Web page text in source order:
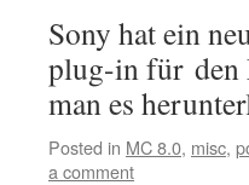
Sony hat ein
plug-in für den
man es
Posted in MC 8.0, misc,
a comment